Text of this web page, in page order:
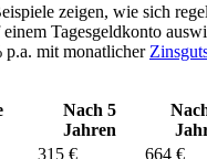
zeigen, wie sich
einem Tagesgeldkonto
p.a. mit monatlicher
Nach 5
Jahren
315 € 664 €